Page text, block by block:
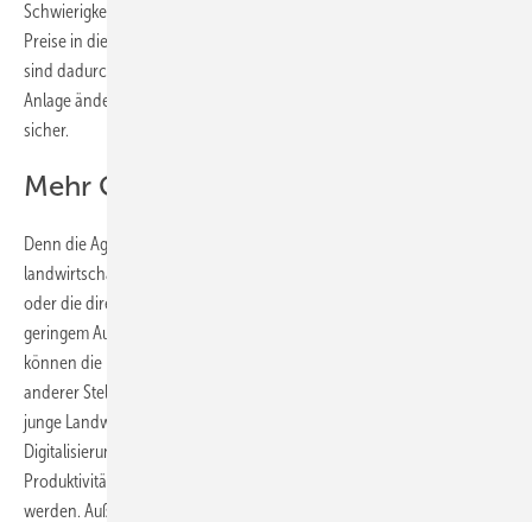
Schwierigkeiten haben, Flächen zu pachten oder zu kaufen, da die
Preise in die Höhe geschnellt sind. Mittel für notwendige Investitionen
sind dadurch eng begrenzt. Dies kann die Investition in eine Agri-PV-
Anlage ändern, ist sich Erich Merkle, Geschäftsführer von Gridparity,
sicher.
Mehr Geld für Investitionen
Denn die Agri-PV generiert ein zweites Einkommen, zusätzlich zu den
landwirtschaftlichen Erträgen auf einer Fläche. Denn die Einspeisung
oder die direkte Lieferung des Stroms bieten langfristige Erträge bei
geringem Aufwand. Über den Eigenverbrauch des Solarstroms
können die Landwirte Energiekosten einsparen und diese Mittel an
anderer Stelle einsetzen. Mit diesem zweiten Einkommen können
junge Landwirte weitere Flächen pachten oder kaufen und in die
Digitalisierung und Automatisierung investieren. Dadurch kann die
Produktivität erhöht und der Anteil körperlicher Arbeit verringert
werden. Außerdem verleihe dieses zweite Einkommen dem